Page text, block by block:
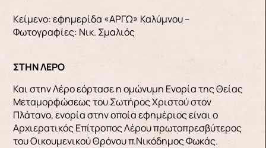
Κείμενο: εφημερίδα «ΑΡΓΩ» Καλύμνου –
Φωτογραφίες: Νικ. Σμαλιός
ΣΤΗΝ ΛΕΡΟ
Και στην Λέρο εόρτασε η ομώνυμη Ενορία της Θείας
Μεταμορφώσεως του Σωτήρος Χριστού στον
Πλάτανο, ενορία στην οποία εφημέριος είναι ο
Αρχιερατικός Επίτροπος Λέρου πρωτοπρεσβύτερος
του Οικουμενικού Θρόνου π.Νικόδημος Φωκάς.